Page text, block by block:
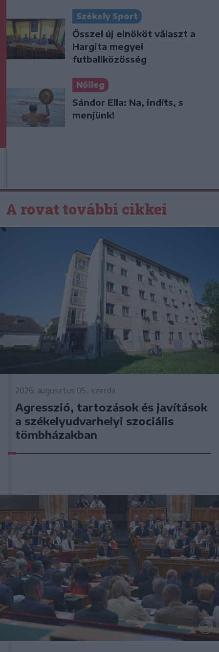
Székely Sport
Ősszel új elnököt választ a
Hargita megyei
futballközösség
Nőileg
Sándor Ella: Na, indíts, s
menjünk!
A rovat további cikkei
2026. augusztus 05., szerda
Agresszió, tartozások és javítások
a székelyudvarhelyi szociális
tömbházakban